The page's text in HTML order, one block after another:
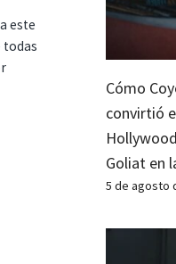
este
todas
Cómo
convirtió
Goliat en
5 de agosto